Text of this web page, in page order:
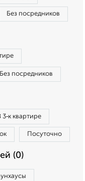
Без посредников
Без посредников
3‑к квартире
Посуточно
(0)